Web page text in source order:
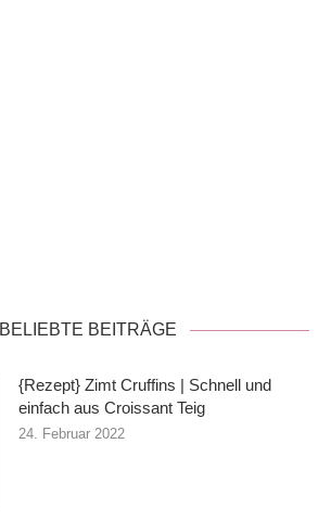
BELIEBTE BEITRÄGE
{Rezept} Zimt Cruffins | Schnell und
einfach aus Croissant Teig
24. Februar 2022